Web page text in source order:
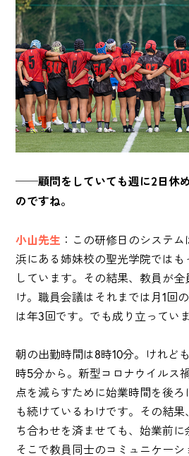
──顧問をしていても週に2日休
のですね。
小山先生 ：この研修日のシステ
浜にある姉妹校の聖光学院では
しています。その結果、教員が
け。職員会議はそれまでは月1回
は年3回です。でも成り立っていま
朝の出勤時間は8時10分。けれど
時5分から。新型コロナウイルス
点を減らすために始業時間を後ろ
も続けているわけです。その結
ち合わせを済ませても、始業前に
そこで教員同士のコミュニケー